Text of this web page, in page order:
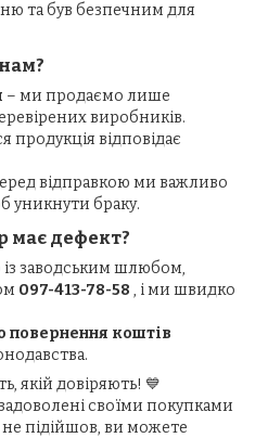
та був безпечним для
– ми продаємо лише
виробників.
продукція відповідає
відправкою ми важливо
уникнути браку.
має дефект?
заводським шлюбом,
097-413-78-58 , і ми швидко
повернення коштів
якій довіряють! 💙
своїми покупками
підійшов, ви можете